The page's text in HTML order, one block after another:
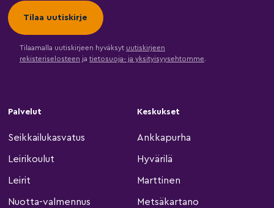
Tilaamalla uutiskirjeen hyväksyt uutiskirjeen
rekisteriselosteen ja tietosuoja- ja yksityisyysehtomme.
Palvelut
Seikkailukasvatus
Leirikoulut
Leirit
Nuotta-valmennus
Keskukset
Ankkapurha
Hyvärilä
Marttinen
Metsäkartano